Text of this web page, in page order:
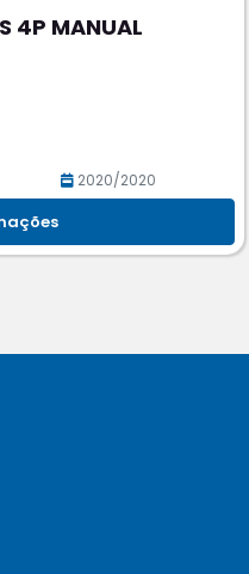
4P MANUAL
2020/2020